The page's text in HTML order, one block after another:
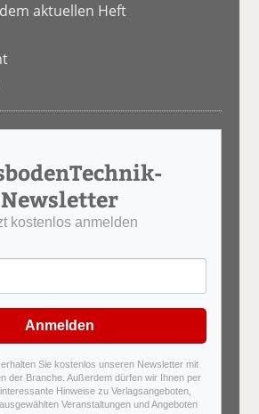
aktuellen Heft
Newsletter
kostenlos anmelden
Anmelden
erhalten Sie kostenlos unseren Newsletter mit
der Branche. Außerdem dürfen wir Ihnen per
Hinweise zu Verlagsangeboten,
Veranstaltungen und Angeboten